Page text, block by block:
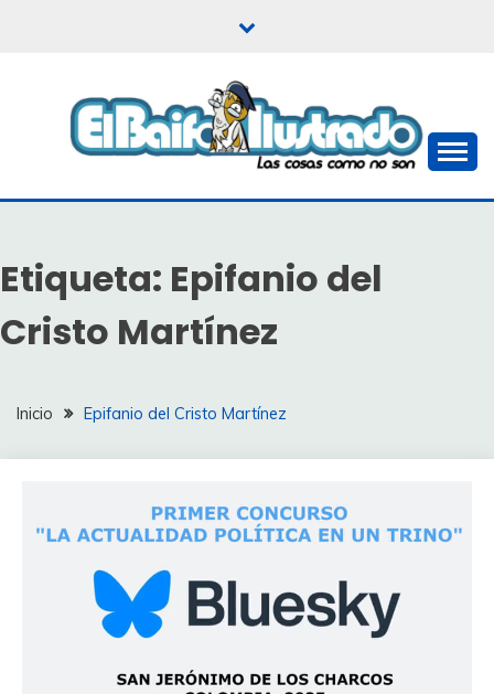
EL BAIFO ILUSTRADO
Etiqueta: Epifanio del
Cristo Martínez
Inicio Epifanio del Cristo Martínez